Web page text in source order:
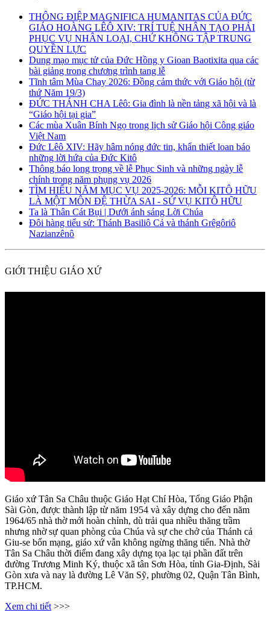
THÔNG ĐIỆP MAGNIFICA HUMANITAS CỦA ĐỨC
GIÁO HOÀNG LÊÔ XIV: TRÍ TUỆ NHÂN TẠO PHẢI
PHỤC VỤ NHÂN LOẠI, CHỨ KHÔNG TẬP TRUNG
QUYỀN LỰC
Dung mạo mục tử của Đức Hồng y Gioan Baotixita qua các
bài giảng trong chương trình tang lễ
Tĩnh tâm Mùa Chay 2026: Đồng cảm thức với Giáo hội (từ
thứ Năm 19/3)
ĐỨC THÁNH CHA Lêô: Gia đình là nền tảng xã hội và là
“Giáo hội tại gia”
Các mùa Xuân Bính Ngọ trong lịch sử Giáo hội Công giáo
Việt Nam
Đức Lêô XIV: Hãy hâm nóng đức tin, khẩn thiết loan báo
những lời hứa của Đức Kitô
Thông báo long trọng về lễ Phục Sinh và những ngày lễ
chính trong năm phụng vụ 2026
TÌM HIỂU NĂM MỤC VỤ 2025-2026: MỖI KITÔ HỮU
LÀ MỘT MÔN ĐỆ THỪA SAI - SỨ VỤ KITÔ HỮU
Ta là Thân Cát Bụi | Dưới ánh sáng Lời Chúa
Đôi hàng tiểu sử: Thánh Basiliô Cả và thánh Grêgôriô
Nazianzênô
GIỚI THIỆU GIÁO XỨ
Giáo xứ Tân Sa Châu thuộc Giáo Hạt Chí Hòa, Tổng Giáo Phận
Sài Gòn, được thành lập từ năm 1954 và xây dựng cho đến năm
1964/65 nhà thờ mới hoàn chỉnh, dù trải qua nhiều thăng trầm
nhưng nhờ sự quan phòng của Chúa và sự che chở của Thánh cả
Giu-se bổn mạng, giáo xứ vẫn không ngừng thăng tiến. Nhà thờ
Tân Sa Châu thời điểm đang xây dựng tọa lạc tại phần đất trên
đường Trương Minh Ký, thuộc xã tân Sơn Hòa, tỉnh Gia-Định, Sài
Gòn xưa và nay là đường Lê Văn Sỹ, phường 02, Quận Tân Bình,
TP.HCM.
Xem chi tiết >>>